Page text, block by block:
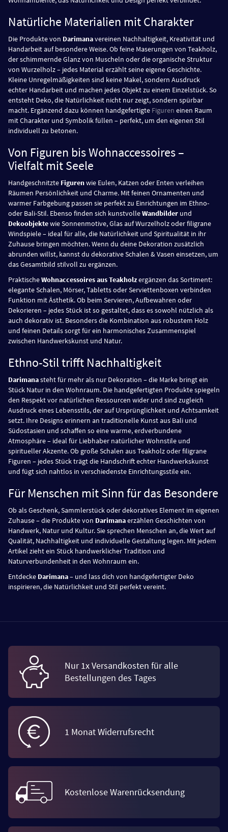
Natürliche Materialien mit Charakter
Die Produkte von Darimanavereinen Nachhaltigkeit, Kreativität und
Handarbeit auf besondere Weise. Ob feine Maserungen von Teakholz,
der schimmernde Glanz von Muscheln oder die organische Struktur
von Wurzelholz – jedes Material erzählt seine eigene Geschichte.
Kleine Unregelmäßigkeiten sind keine Makel, sondern Ausdruck
echter Handarbeit und machen jedes Objekt zu einem Einzelstück. So
entsteht Deko, die Natürlichkeit nicht nur zeigt, sondern spürbar
macht. Ergänzend dazu können handgefertigte Figuren einen Raum
mit Charakter und Symbolik füllen – perfekt, um den eigenen Stil
individuell zu betonen.
Von Figuren bis Wohnaccessoires –
Vielfalt mit Seele
Handgeschnitzte Figurenwie Eulen, Katzen oder Enten verleihen
Räumen Persönlichkeit und Charme. Mit feinen Ornamenten und
warmer Farbgebung passen sie perfekt zu Einrichtungen im Ethno-
oder Bali-Stil. Ebenso finden sich kunstvolleWandbilder und
Dekoobjektewie Sonnenmotive, Glas auf Wurzelholz oder filigrane
Windspiele – ideal für alle, die Natürlichkeit und Spiritualität in ihr
Zuhause bringen möchten. Wenn du deine Dekoration zusätzlich
abrunden willst, kannst du dekorative Schalen & Vasen einsetzen, um
das Gesamtbild stilvoll zu ergänzen.
PraktischeWohnaccessoires aus Teakholzergänzen das Sortiment:
elegante Schalen, Mörser, Tabletts oder Serviettenboxen verbinden
Funktion mit Ästhetik. Ob beim Servieren, Aufbewahren oder
Dekorieren – jedes Stück ist so gestaltet, dass es sowohl nützlich als
auch dekorativ ist. Besonders die Kombination aus robustem Holz
und feinen Details sorgt für ein harmonisches Zusammenspiel
zwischen Handwerkskunst und Natur.
Ethno-Stil trifft Nachhaltigkeit
Darimanasteht für mehr als nur Dekoration – die Marke bringt ein
Stück Natur in den Wohnraum. Die handgefertigten Produkte spiegeln
den Respekt vor natürlichen Ressourcen wider und sind zugleich
Ausdruck eines Lebensstils, der auf Ursprünglichkeit und Achtsamkeit
setzt. Ihre Designs erinnern an traditionelle Kunst aus Bali und
Südostasien und schaffen so eine warme, erdverbundene
Atmosphäre – ideal für Liebhaber natürlicher Wohnstile und
spiritueller Akzente. Ob große Schalen aus Teakholz oder filigrane
Figuren – jedes Stück trägt die Handschrift echter Handwerkskunst
und fügt sich nahtlos in verschiedenste Einrichtungsstile ein.
Für Menschen mit Sinn für das Besondere
Ob als Geschenk, Sammlerstück oder dekoratives Element im eigenen
Zuhause – die Produkte von Darimanaerzählen Geschichten von
Handwerk, Natur und Kultur. Sie sprechen Menschen an, die Wert auf
Qualität, Nachhaltigkeit und individuelle Gestaltung legen. Mit jedem
Artikel zieht ein Stück handwerklicher Tradition und
Naturverbundenheit in den Wohnraum ein.
Entdecke Darimana– und lass dich von handgefertigter Deko
inspirieren, die Natürlichkeit und Stil perfekt vereint.
Nur 1x Versandkosten für alle
Bestellungen des Tages
1 Monat Widerrufsrecht
Kostenlose Warenrücksendung